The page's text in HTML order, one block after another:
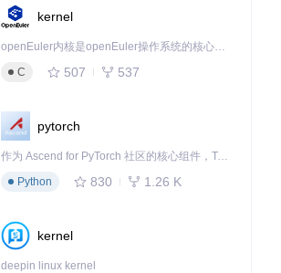
kernel
openEuler内核是openEuler操作系统的核心，既是系统性能与稳定性的基石，也是连接处理器、设备与服务的桥梁。
C
507 537
pytorch
作为 Ascend for PyTorch 社区的核心组件，TorchNPU 是昇腾专为 PyTorch 打造的深度学习适配插件，使 PyTorch 框架能够直接调用昇腾 NPU，为开发者提供昇腾 AI 处理器的超强算力。
Python
830 1.26 K
kernel
deepin linux kernel